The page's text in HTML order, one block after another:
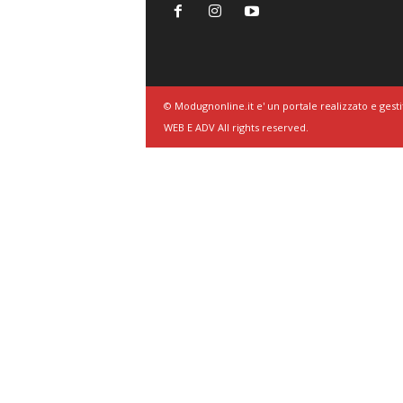
© Modugnonline.it e' un portale realizzato e
WEB E ADV All rights reserved.